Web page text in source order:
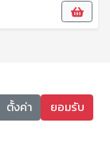
ตั้งค่า ยอมรับ